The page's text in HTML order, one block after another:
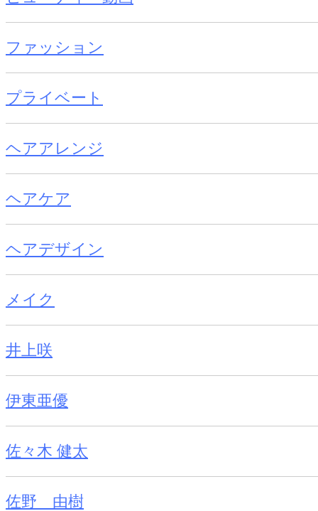
ファッション
プライベート
ヘアアレンジ
ヘアケア
ヘアデザイン
メイク
井上咲
伊東亜優
佐々木 健太
佐野 由樹